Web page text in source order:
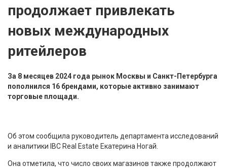
продолжает привлекать
новых международных
ритейлеров
За 8 месяцев 2024 года рынок Москвы и Санкт-Петербурга
пополнился 16 брендами, которые активно занимают
торговые площади.
Об этом сообщила руководитель департамента исследований
и аналитики IBC Real Estate Екатерина Ногай.
Она отметила, что число своих магазинов также продолжают